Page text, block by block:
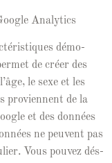
Analytics
démo­
de créer des
le sexe et les
provi­en­nent de la
et des don­nées
ne peu­vent pas
Vous pou­vez dés­